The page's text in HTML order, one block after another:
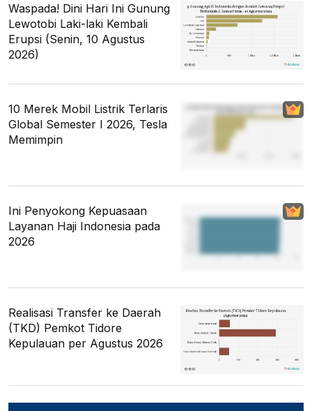
Waspada! Dini Hari Ini Gunung
Lewotobi Laki-laki Kembali
Erupsi (Senin, 10 Agustus
2026)
10 Merek Mobil Listrik Terlaris
Global Semester I 2026, Tesla
Memimpin
Ini Penyokong Kepuasaan
Layanan Haji Indonesia pada
2026
Realisasi Transfer ke Daerah
(TKD) Pemkot Tidore
Kepulauan per Agustus 2026